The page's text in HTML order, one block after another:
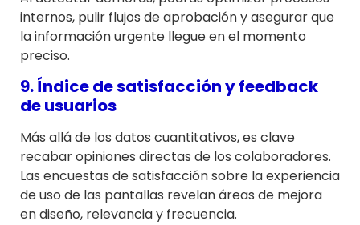
internos, pulir flujos de aprobación y asegurar que
la información urgente llegue en el momento
preciso.
9. Índice de satisfacción y feedback
de usuarios
Más allá de los datos cuantitativos, es clave
recabar opiniones directas de los colaboradores.
Las encuestas de satisfacción sobre la experiencia
de uso de las pantallas revelan áreas de mejora
en diseño, relevancia y frecuencia.